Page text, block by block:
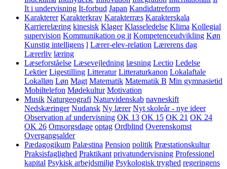
It i undervisning It-forbud Japan Kandidatreform
Karakterer Karakterkrav Karakterræs Karakterskala
Karrierelæring kinesisk Klager Klasseledelse Klima Kollegial
supervision Kommunikation og it Kompetenceudvikling Køn
Kunstig intelligens l Lærer-elev-relation Lærerens dag
Lærerliv læring
Læseforståelse Læsevejledning læsning Lectio Ledelse
Lektier Ligestilling Litteratur Litteraturkanon Lokalaftale
Lokalløn Løn Magt Matematik Matematik B Min gymnasietid
Mobiltelefon Mødekultur Motivation
Musik Naturgeografi Naturvidenskab navneskift
Nedskæringer Nudansk Ny lærer Nyt skoleår - nye ideer
Observation af undervisning OK 13 OK 15 OK 21 OK 24
OK 26 Omsorgsdage optag Ordblind Overenskomst
Overgangsalder
Pædagogikum Palæstina Pension politik Præstationskultur
Praksisfaglighed Praktikant privatundervisning Professionel
kapital Psykisk arbejdsmiljø Psykologisk tryghed regeringens